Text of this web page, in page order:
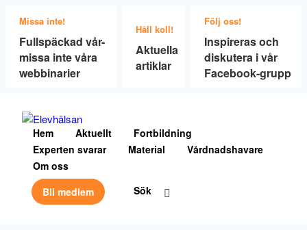
Missa inte!
Fullspäckad vår-
missa inte våra
webbinarier
Håll koll!
Aktuella
artiklar
Följ oss!
Inspireras och
diskutera i vår
Facebook-grupp
Hem Aktuellt
Fortbildning
Experten svarar
Material
Vårdnadshavare
Om oss
Bli medlem
Sök